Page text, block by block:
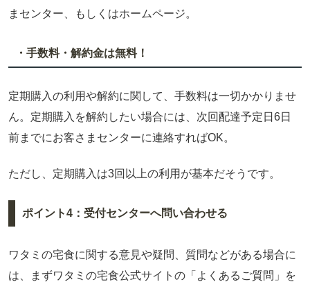
まセンター、もしくはホームページ。
・手数料・解約金は無料！
定期購入の利用や解約に関して、手数料は一切かかりませ
ん。定期購入を解約したい場合には、次回配達予定日6日
前までにお客さまセンターに連絡すればOK。
ただし、定期購入は3回以上の利用が基本だそうです。
ポイント4：受付センターへ問い合わせる
ワタミの宅食に関する意見や疑問、質問などがある場合に
は、まずワタミの宅食公式サイトの「よくあるご質問」を